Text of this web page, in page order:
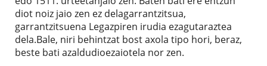
diot noiz jaio zen ez delagarrantzitsua,
garrantzitsuena Legazpiren irudia ezagutaraztea
dela.Bale, niri behintzat bost axola tipo hori, beraz,
beste bati azaldudioezaiotela nor zen.